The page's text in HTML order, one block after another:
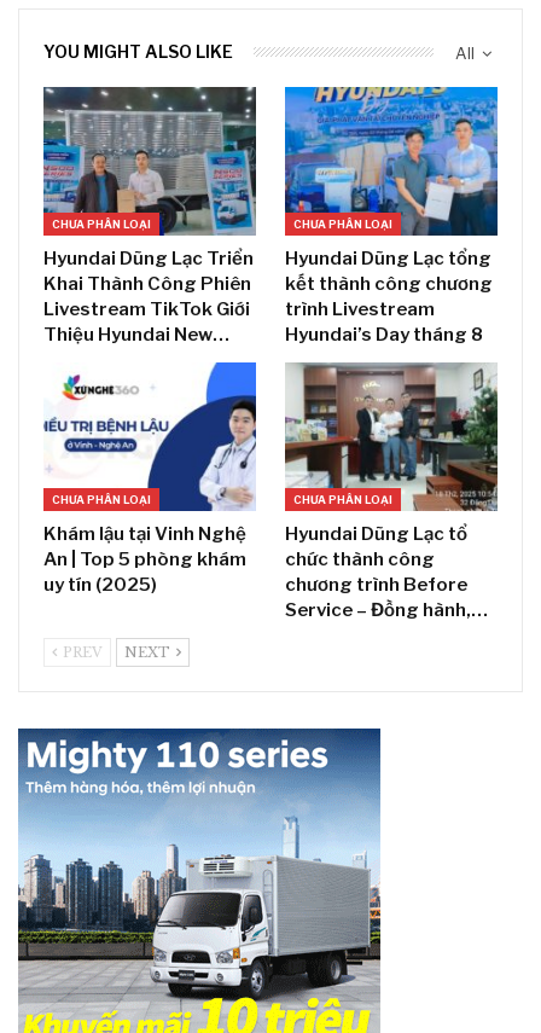
All
YOU MIGHT ALSO LIKE
CHƯA PHÂN LOẠI
Hyundai Dũng Lạc Triển
Khai Thành Công Phiên
Livestream TikTok Giới
Thiệu Hyundai New…
CHƯA PHÂN LOẠI
Hyundai Dũng Lạc tổng
kết thành công chương
trình Livestream
Hyundai’s Day tháng 8
CHƯA PHÂN LOẠI
Khám lậu tại Vinh Nghệ
An | Top 5 phòng khám
uy tín (2025)
CHƯA PHÂN LOẠI
Hyundai Dũng Lạc tổ
chức thành công
chương trình Before
Service – Đồng hành,…
PREV NEXT